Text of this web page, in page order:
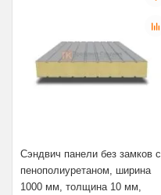
Сэндвич панели без замков с
пенополиуретаном, ширина
1000 мм, толщина 10 мм,